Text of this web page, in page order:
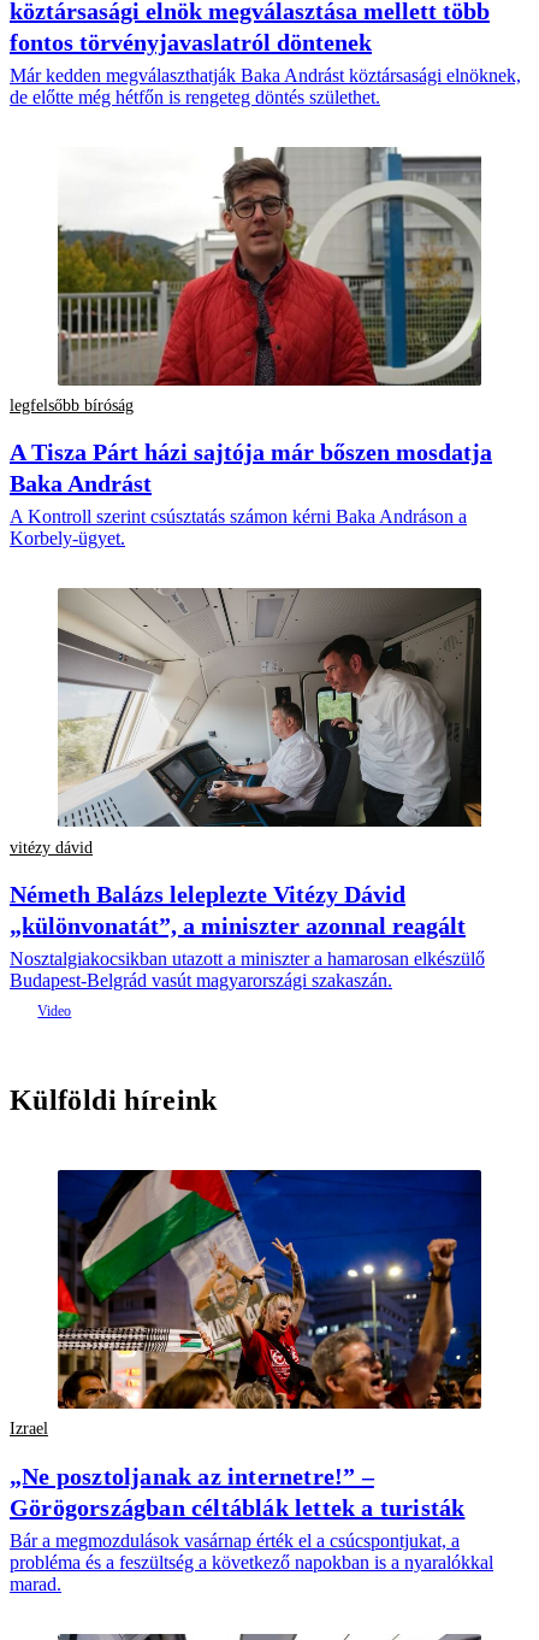
köztársasági elnök megválasztása mellett több
fontos törvényjavaslatról döntenek
Már kedden megválaszthatják Baka Andrást köztársasági elnöknek,
de előtte még hétfőn is rengeteg döntés születhet.
legfelsőbb bíróság
A Tisza Párt házi sajtója már bőszen mosdatja
Baka Andrást
A Kontroll szerint csúsztatás számon kérni Baka Andráson a
Korbely-ügyet.
vitézy dávid
Németh Balázs leleplezte Vitézy Dávid
„különvonatát”, a miniszter azonnal reagált
Nosztalgiakocsikban utazott a miniszter a hamarosan elkészülő
Budapest-Belgrád vasút magyarországi szakaszán.
Külföldi híreink
Izrael
„Ne posztoljanak az internetre!” –
Görögországban céltáblák lettek a turisták
Bár a megmozdulások vasárnap érték el a csúcspontjukat, a
probléma és a feszültség a következő napokban is a nyaralókkal
marad.